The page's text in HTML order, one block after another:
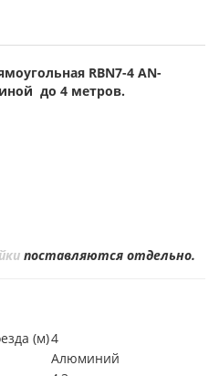
RBN7-4 AN-
до 4 метров.
поставляются отдельно.
(м)4
Алюминий